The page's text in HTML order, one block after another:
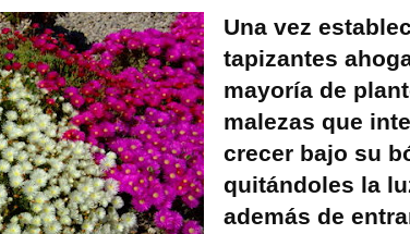
Una vez
tapizantes
mayoría de
malezas que
crecer bajo su
quitándoles la
además de